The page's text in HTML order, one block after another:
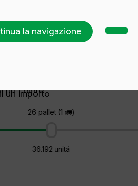
un importo
26 pallet (1 🚛)
36.192 unitá
un colore
la navigazione